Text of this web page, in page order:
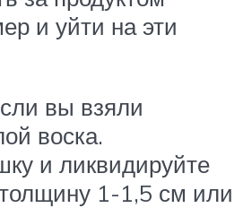
и уйти на эти
вы взяли
воска.
и ликвидируйте
1-1,5 см или